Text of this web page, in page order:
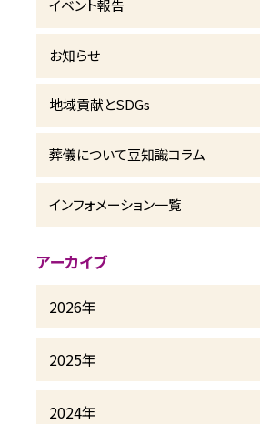
イベント報告
お知らせ
地域貢献とSDGs
葬儀について豆知識コラム
インフォメーション一覧
アーカイブ
2026年
2025年
2024年